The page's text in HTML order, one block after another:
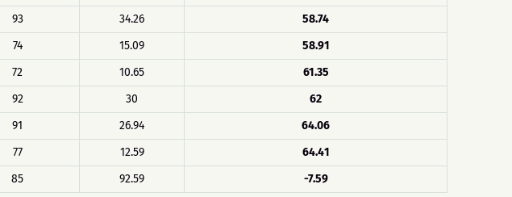
93 34.26
58.74
74 15.09
58.91
72 10.65
61.35
92 30
62
91 26.94
64.06
77 12.59
64.41
85 92.59 -7.59